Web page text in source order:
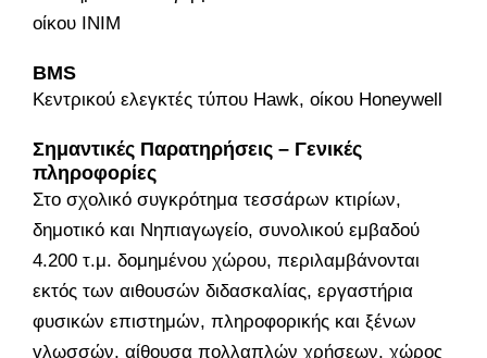
οίκου ΙΝΙΜ
BMS
Κεντρικού ελεγκτές τύπου Hawk, οίκου Honeywell
Σημαντικές Παρατηρήσεις – Γενικές
πληροφορίες
Στο σχολικό συγκρότημα τεσσάρων κτιρίων,
δημοτικό και Νηπιαγωγείο, συνολικού εμβαδού
4.200 τ.μ. δομημένου χώρου, περιλαμβάνονται
εκτός των αιθουσών διδασκαλίας, εργαστήρια
φυσικών επιστημών, πληροφορικής και ξένων
γλωσσών, αίθουσα πολλαπλών χρήσεων, χώρος